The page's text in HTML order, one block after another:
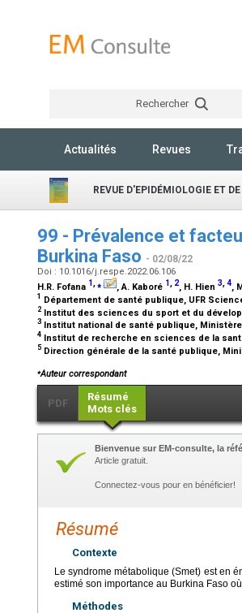
Rechercher
Actualités Revues
REVUE D'EPIDÉMIOLOGIE ET
99 - Prévalence et
Burkina Faso - 02/08/22
Doi : 10.1016/j.respe.2022.06.106
H.R. Fofana 1,⁎ , A. Kaboré 1, 2, H. Hien 3,4,
1 Département de santé publique, UFR
2 Institut des sciences du sport et du
3 Institut national de santé publique,
4 Institut de recherche en sciences de la
5 Direction générale de la santé publique,
⁎Auteur correspondant
PDF
Résumé
Mots clés
Bienvenue sur EM-consulte, la
Article gratuit.
Connectez-vous pour en bénéficier!
Résumé
Contexte
Le syndrome métabolique (Smet) est en
estimé son importance au Burkina Faso
Méthodes